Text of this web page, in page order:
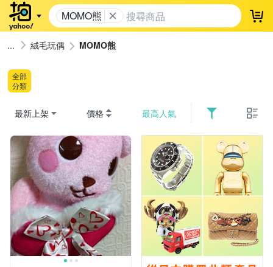
MOMO熊 登
絨毛玩偶 MOMO熊
全部
分類
最新上架 價格 最高人氣